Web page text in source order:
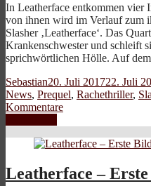
In Leatherface entkommen vier
von ihnen wird im Verlauf zum
Slasher ‚Leatherface‘. Das
Krankenschwester und schleift
sprichwörtlichen Hölle. Auf
Sebastian20. Juli 201722. Juli
News, Prequel, Rachethriller,
Kommentare
Leatherface –